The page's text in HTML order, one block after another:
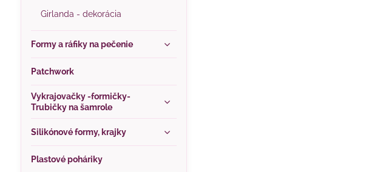
Girlanda - dekorácia
Formy a ráfiky na pečenie
Patchwork
Vykrajovačky -formičky-
Trubičky na šamrole
Silikónové formy, krajky
Plastové poháriky